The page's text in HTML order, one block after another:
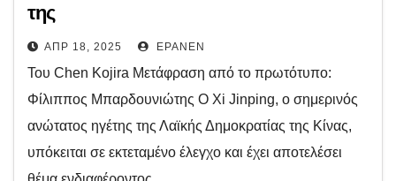
της
ΑΠΡ 18, 2025 EPANEN
Του Chen Kojira Μετάφραση από το πρωτότυπο:
Φίλιππος Μπαρδουνιώτης Ο Xi Jinping, ο σημερινός
ανώτατος ηγέτης της Λαϊκής Δημοκρατίας της Κίνας,
υπόκειται σε εκτεταμένο έλεγχο και έχει αποτελέσει